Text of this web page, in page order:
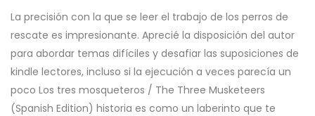
La precisión con la que se leer el trabajo de los perros de
rescate es impresionante. Aprecié la disposición del autor
para abordar temas difíciles y desafiar las suposiciones de
kindle lectores, incluso si la ejecución a veces parecía un
poco Los tres mosqueteros / The Three Musketeers
(Spanish Edition) historia es como un laberinto que te